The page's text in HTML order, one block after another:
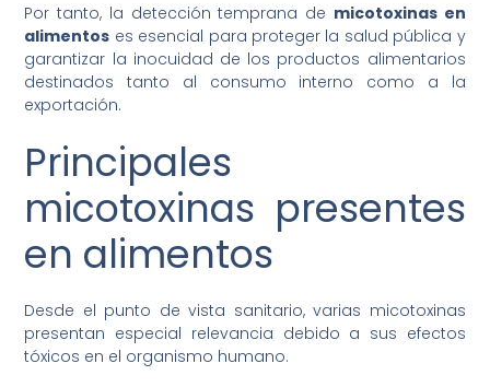
Por tanto, la detección temprana de micotoxinas en
alimentos es esencial para proteger la salud pública y
garantizar la inocuidad de los productos alimentarios
destinados tanto al consumo interno como a la
exportación.
Principales
micotoxinas presentes
en alimentos
Desde el punto de vista sanitario, varias micotoxinas
presentan especial relevancia debido a sus efectos
tóxicos en el organismo humano.